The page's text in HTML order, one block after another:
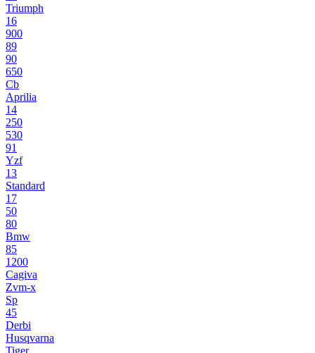
Triumph
16
900
89
90
650
Cb
Aprilia
14
250
530
91
Yzf
13
Standard
17
50
80
Bmw
85
1200
Cagiva
Zvm-x
Sp
45
Derbi
Husqvarna
Tiger